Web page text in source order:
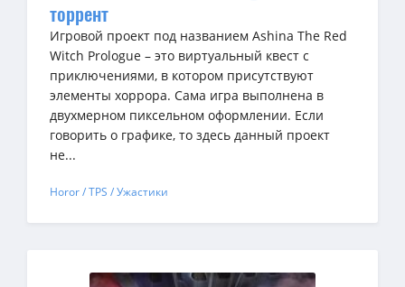
торрент
Игровой проект под названием Ashina The Red
Witch Prologue – это виртуальный квест с
приключениями, в котором присутствуют
элементы хоррора. Сама игра выполнена в
двухмерном пиксельном оформлении. Если
говорить о графике, то здесь данный проект
не...
Horor / TPS / Ужастики